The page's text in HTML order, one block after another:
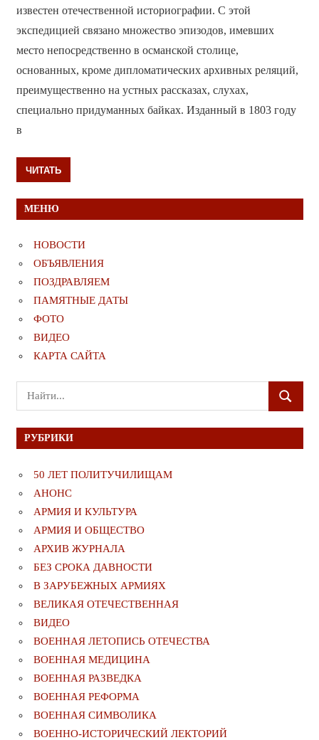
известен отечественной историографии. С этой
экспедицией связано множество эпизодов, имевших
место непосредственно в османской столице,
основанных, кроме дипломатических архивных реляций,
преимущественно на устных рассказах, слухах,
специально придуманных байках. Изданный в 1803 году
в
ЧИТАТЬ
МЕНЮ
НОВОСТИ
ОБЪЯВЛЕНИЯ
ПОЗДРАВЛЯЕМ
ПАМЯТНЫЕ ДАТЫ
ФОТО
ВИДЕО
КАРТА САЙТА
Поиск
для:
ПОИСК
РУБРИКИ
50 ЛЕТ ПОЛИТУЧИЛИЩАМ
АНОНС
АРМИЯ И КУЛЬТУРА
АРМИЯ И ОБЩЕСТВО
АРХИВ ЖУРНАЛА
БЕЗ СРОКА ДАВНОСТИ
В ЗАРУБЕЖНЫХ АРМИЯХ
ВЕЛИКАЯ ОТЕЧЕСТВЕННАЯ
ВИДЕО
ВОЕННАЯ ЛЕТОПИСЬ ОТЕЧЕСТВА
ВОЕННАЯ МЕДИЦИНА
ВОЕННАЯ РАЗВЕДКА
ВОЕННАЯ РЕФОРМА
ВОЕННАЯ СИМВОЛИКА
ВОЕННО-ИСТОРИЧЕСКИЙ ЛЕКТОРИЙ